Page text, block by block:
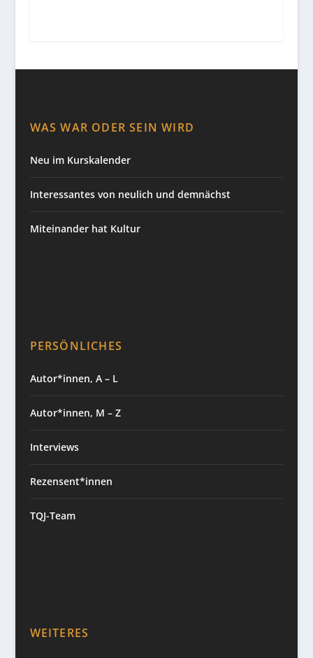
WAS WAR ODER SEIN WIRD
Neu im Kurskalender
Interessantes von neulich und demnächst
Miteinander hat Kultur
PERSÖNLICHES
Autor*innen, A – L
Autor*innen, M – Z
Interviews
Rezensent*innen
TQJ-Team
WEITERES